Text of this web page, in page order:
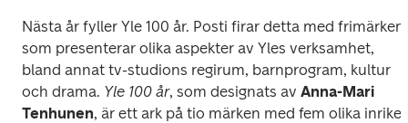
Nästa år fyller Yle 100 år. Posti firar detta med frimärken
som presenterar olika aspekter av Yles verksamhet,
bland annat tv-studions regirum, barnprogram, kultur
och drama. Yle 100 år, som designats av Anna-Mari
Tenhunen, är ett ark på tio märken med fem olika inrikes